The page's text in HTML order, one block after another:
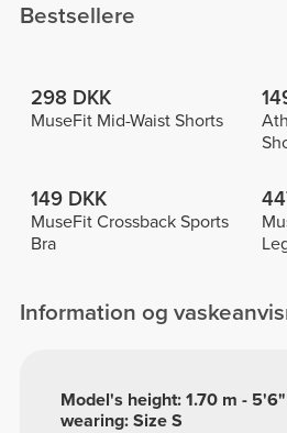
Bestsellere
298 DKK
MuseFit Mid-Waist Shorts
149 DKK
MuseFit Crossback Sports
Bra
Information og
Model's height: 1.70 m -
wearing: Size S